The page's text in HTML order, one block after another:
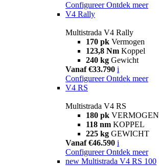
Configureer Ontdek meer
V4 Rally
Multistrada V4 Rally
170 pk Vermogen
123,8 Nm Koppel
240 kg Gewicht
Vanaf €33.790 i
Configureer Ontdek meer
V4 RS
Multistrada V4 RS
180 pk VERMOGEN
118 nm KOPPEL
225 kg GEWICHT
Vanaf €46.590 i
Configureer Ontdek meer
new Multistrada V4 RS 100